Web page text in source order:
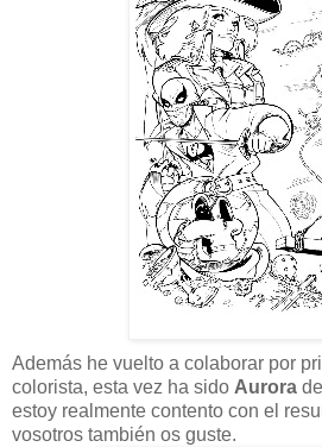
Además he vuelto a colaborar por
colorista, esta vez ha sido Aurora de
estoy realmente contento con el
vosotros también os guste.